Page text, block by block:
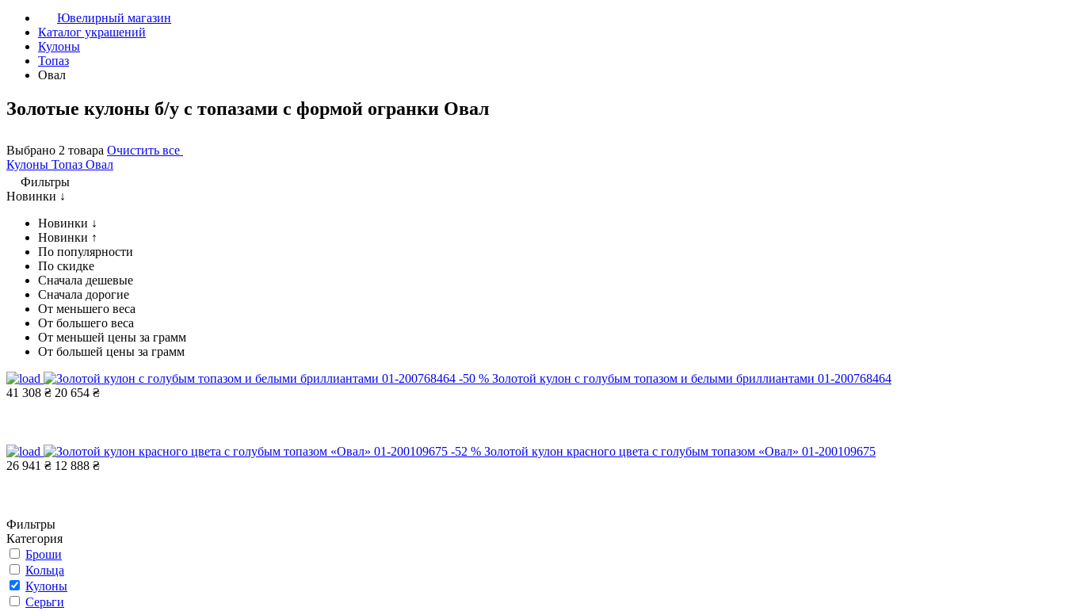
Ювелирный магазин
Каталог украшений
Кулоны
Топаз
Овал
Золотые кулоны б/у с топазами с формой огранки Овал
Выбрано 2 товара Очистить все
Кулоны Топаз Овал
Фильтры
Новинки ↓
Новинки ↓
Новинки ↑
По популярности
По скидке
Сначала дешевые
Сначала дорогие
От меньшего веса
От большего веса
От меньшей цены за грамм
От большей цены за грамм
-50 % Золотой кулон с голубым топазом и белыми бриллиантами 01-200768464
41 308 ₴ 20 654 ₴
-52 % Золотой кулон красного цвета с голубым топазом «Овал» 01-200109675
26 941 ₴ 12 888 ₴
Фильтры
Категория
Броши
Кольца
Кулоны
Серьги